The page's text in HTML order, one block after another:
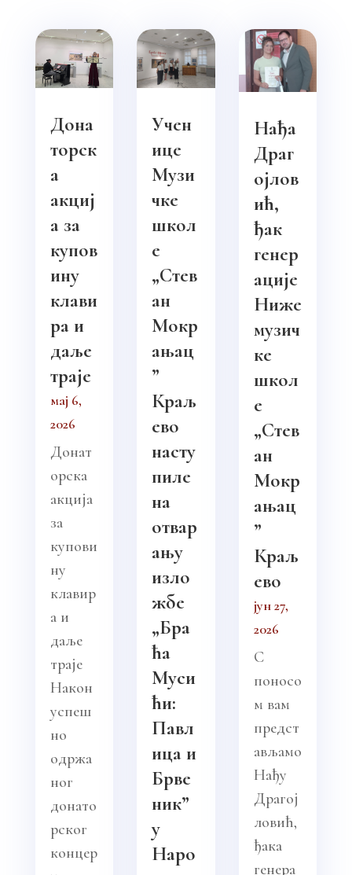
Дона
торск
а
акциј
а за
купов
ину
клави
ра и
даље
траје
мај 6,
2026
Донат
орска
акција
за
купови
ну
клавир
а и
даље
траје
Након
успеш
но
одржа
ног
донато
рског
концер
Учен
ице
Музи
чке
школ
е
„Стев
ан
Мокр
ањац
”
Краљ
ево
насту
пиле
на
отвар
ању
изло
жбе
„Бра
ћа
Муси
ћи:
Павл
ица и
Брве
ник”
у
Наро
Нађа
Драг
ојлов
ић,
ђак
генер
ације
Ниже
музич
ке
школ
е
„Стев
ан
Мокр
ањац
”
Краљ
ево
јун 27,
2026
С
поносо
м вам
предст
ављамо
Нађу
Драгој
ловић,
ђака
генера